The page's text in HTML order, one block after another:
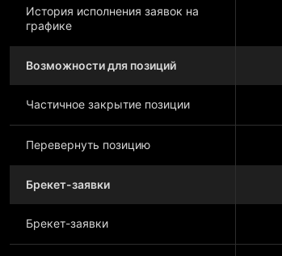
История исполнения заявок на
графике
Возможности для позиций
Частичное закрытие позиции
Перевернуть позицию
Брекет-заявки
Брекет-заявки